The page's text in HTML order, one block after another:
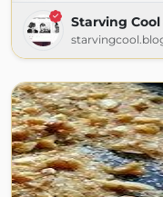
Starving